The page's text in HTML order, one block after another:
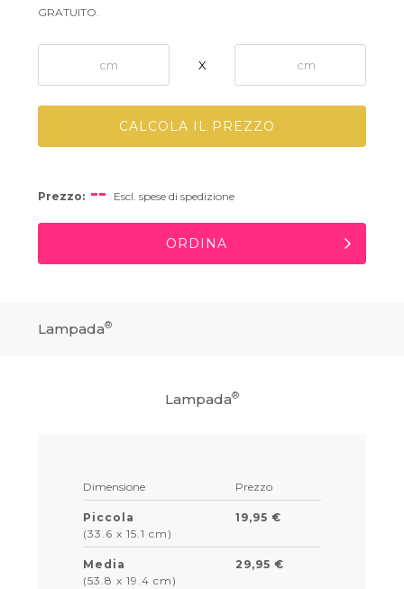
GRATUITO.
X
CALCOLA IL PREZZO
Prezzo: -- Escl. spese di spedizione
ORDINA
Lampada®
Lampada®
Dimensione Prezzo
Piccola
(33.6 x 15.1 cm)
19,95 €
Media
(53.8 x 19.4 cm)
29,95 €